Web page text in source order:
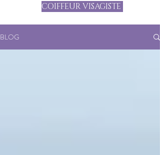
COIFFEUR VISAGISTE
BLOG